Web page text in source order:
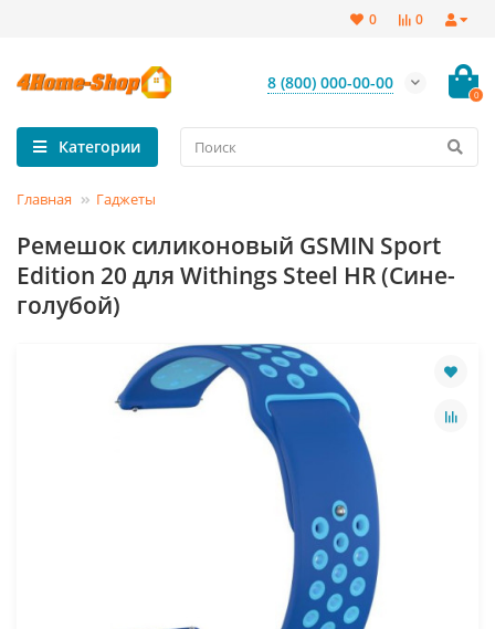
0
0
8 (800) 000-00-00
0
Категории
Главная Гаджеты
Ремешок силиконовый GSMIN Sport
Edition 20 для Withings Steel HR (Сине-
голубой)